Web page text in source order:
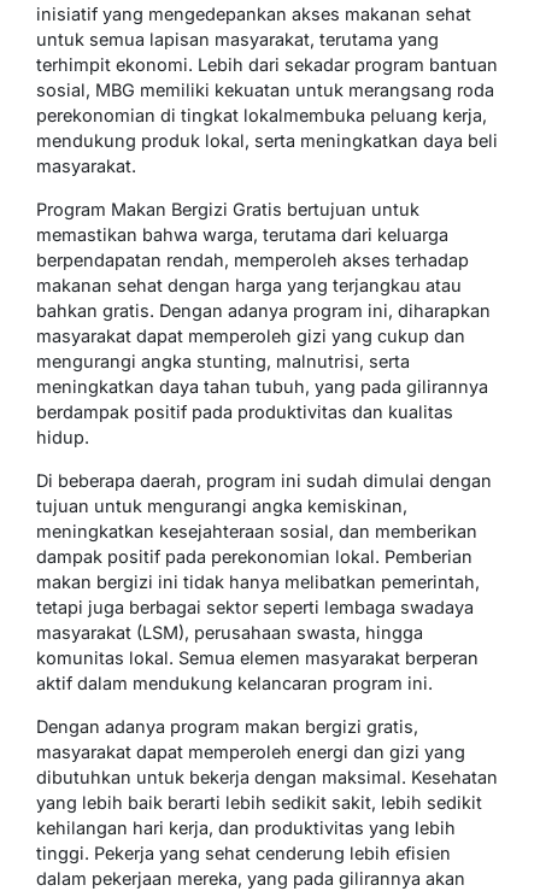
inisiatif yang mengedepankan akses makanan sehat
untuk semua lapisan masyarakat, terutama yang
terhimpit ekonomi. Lebih dari sekadar program bantuan
sosial, MBG memiliki kekuatan untuk merangsang roda
perekonomian di tingkat lokalmembuka peluang kerja,
mendukung produk lokal, serta meningkatkan daya beli
masyarakat.
Program Makan Bergizi Gratis bertujuan untuk
memastikan bahwa warga, terutama dari keluarga
berpendapatan rendah, memperoleh akses terhadap
makanan sehat dengan harga yang terjangkau atau
bahkan gratis. Dengan adanya program ini, diharapkan
masyarakat dapat memperoleh gizi yang cukup dan
mengurangi angka stunting, malnutrisi, serta
meningkatkan daya tahan tubuh, yang pada gilirannya
berdampak positif pada produktivitas dan kualitas
hidup.
Di beberapa daerah, program ini sudah dimulai dengan
tujuan untuk mengurangi angka kemiskinan,
meningkatkan kesejahteraan sosial, dan memberikan
dampak positif pada perekonomian lokal. Pemberian
makan bergizi ini tidak hanya melibatkan pemerintah,
tetapi juga berbagai sektor seperti lembaga swadaya
masyarakat (LSM), perusahaan swasta, hingga
komunitas lokal. Semua elemen masyarakat berperan
aktif dalam mendukung kelancaran program ini.
Dengan adanya program makan bergizi gratis,
masyarakat dapat memperoleh energi dan gizi yang
dibutuhkan untuk bekerja dengan maksimal. Kesehatan
yang lebih baik berarti lebih sedikit sakit, lebih sedikit
kehilangan hari kerja, dan produktivitas yang lebih
tinggi. Pekerja yang sehat cenderung lebih efisien
dalam pekerjaan mereka, yang pada gilirannya akan